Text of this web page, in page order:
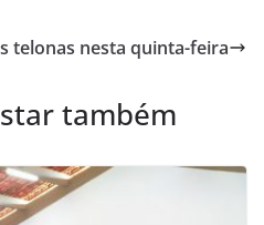
telonas nesta quinta-feira
também